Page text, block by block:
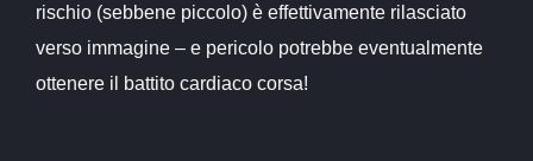
rischio (sebbene piccolo) è effettivamente rilasciato
verso immagine – e pericolo potrebbe eventualmente
ottenere il battito cardiaco corsa!